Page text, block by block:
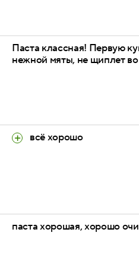
Паста классная! Первую
нежной мяты, не щиплет
всё хорошо
паста хорошая, хорошо